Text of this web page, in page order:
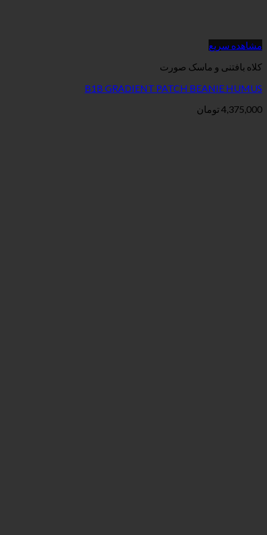
مشاهده سریع
کلاه بافتنی و ماسک صورت
B1B GRADIENT PATCH BEANIE HUMUS
4,375,000تومان